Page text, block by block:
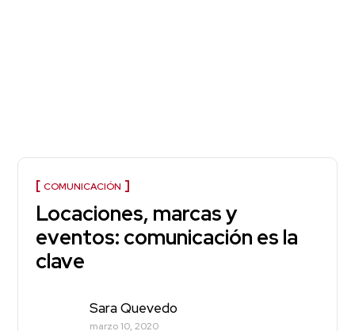
COMUNICACIÓN
Locaciones, marcas y
eventos: comunicación es la
clave
Sara Quevedo
marzo 10, 2020